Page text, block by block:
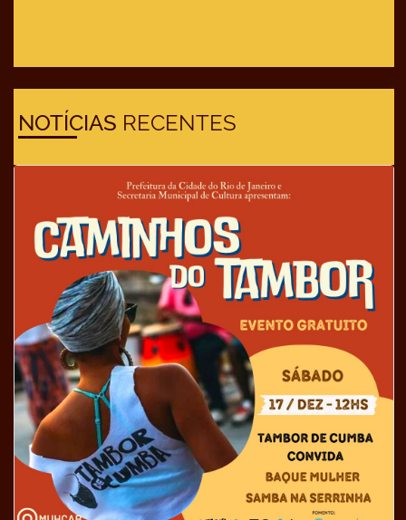
NOTÍCIAS RECENTES